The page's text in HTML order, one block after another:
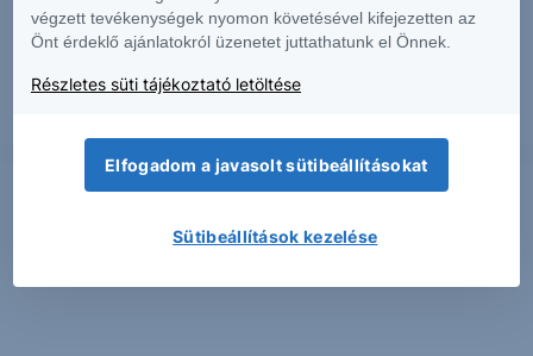
Erős lett a MOL második negyedéve
végzett tevékenységek nyomon követésével kifejezetten az
Önt érdeklő ajánlatokról üzenetet juttathatunk el Önnek.
Részletes süti tájékoztató letöltése
Elfogadom a javasolt sütibeállításokat
Sütibeállítások kezelése